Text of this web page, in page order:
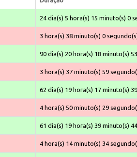
24 dia(s) 5 hora(s) 15 minuto(s) 0
3 hora(s) 38 minuto(s) 0
90 dia(s) 20 hora(s) 18 minuto(s)
3 hora(s) 37 minuto(s) 59
62 dia(s) 19 hora(s) 17 minuto(s)
4 hora(s) 50 minuto(s) 29
61 dia(s) 19 hora(s) 39 minuto(s)
4 hora(s) 14 minuto(s) 34